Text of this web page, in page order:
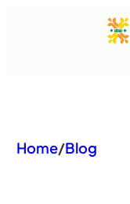
Home/Blog